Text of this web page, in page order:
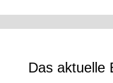
Das aktuelle